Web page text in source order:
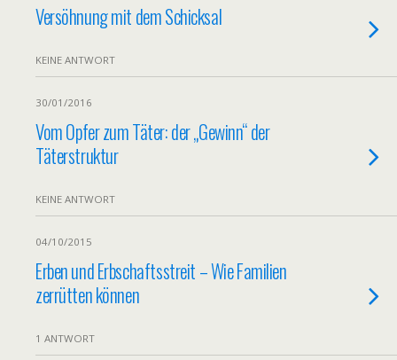
Versöhnung mit dem Schicksal
KEINE ANTWORT
30/01/2016
Vom Opfer zum Täter: der „Gewinn“ der
Täterstruktur
KEINE ANTWORT
04/10/2015
Erben und Erbschaftsstreit – Wie Familien
zerrütten können
1 ANTWORT